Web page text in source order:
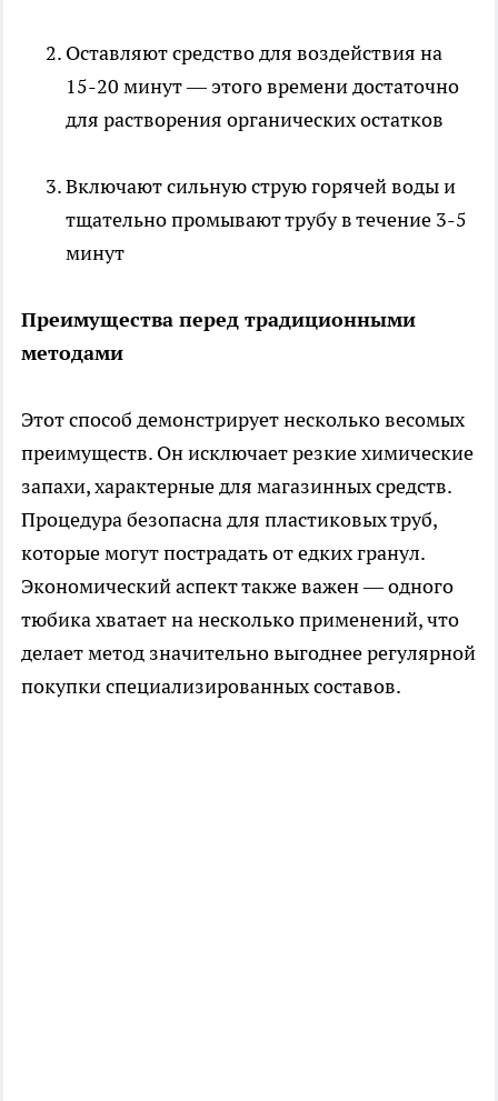
Оставляют средство для воздействия на
15-20 минут — этого времени достаточно
для растворения органических остатков
Включают сильную струю горячей воды и
тщательно промывают трубу в течение 3-5
минут
Преимущества перед традиционными
методами
Этот способ демонстрирует несколько весомых
преимуществ. Он исключает резкие химические
запахи, характерные для магазинных средств.
Процедура безопасна для пластиковых труб,
которые могут пострадать от едких гранул.
Экономический аспект также важен — одного
тюбика хватает на несколько применений, что
делает метод значительно выгоднее регулярной
покупки специализированных составов.